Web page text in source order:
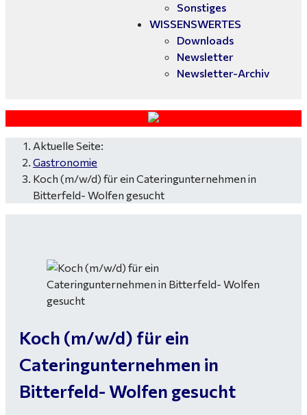
Sonstiges
WISSENSWERTES
Downloads
Newsletter
Newsletter-Archiv
Aktuelle Seite:
Gastronomie
Koch (m/w/d) für ein Cateringunternehmen in
Bitterfeld- Wolfen gesucht
Koch (m/w/d) für ein
Cateringunternehmen in
Bitterfeld- Wolfen gesucht